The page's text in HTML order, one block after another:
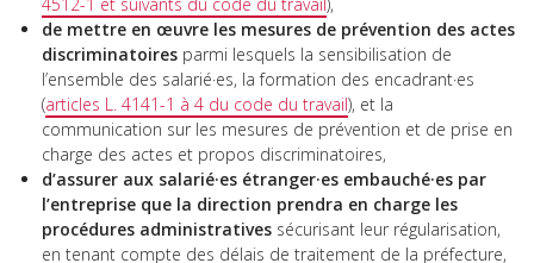
de mettre en œuvre les mesures de prévention des actes
discriminatoires parmi lesquels la sensibilisation de
l’ensemble des salarié·es, la formation des encadrant·es
(articles L. 4141-1 à 4 du code du travail), et la
communication sur les mesures de prévention et de prise en
charge des actes et propos discriminatoires,
d’assurer aux salarié·es étranger·es embauché·es par
l’entreprise que la direction prendra en charge les
procédures administratives sécurisant leur régularisation,
en tenant compte des délais de traitement de la préfecture,